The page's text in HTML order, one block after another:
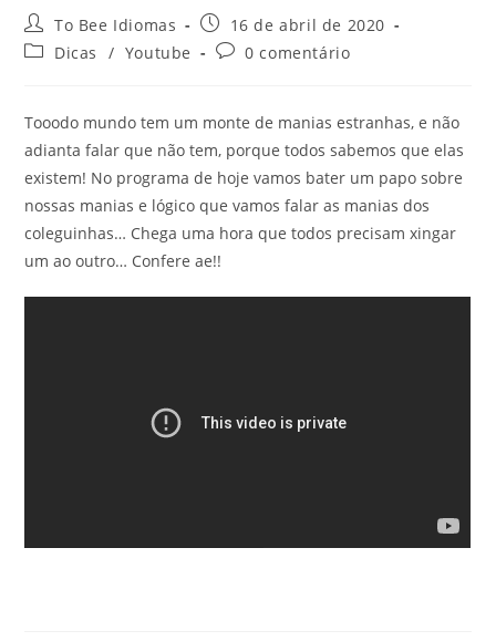
To Bee Idiomas
16 de abril de 2020
Dicas
/ Youtube 0 comentário
Tooodo mundo tem um monte de manias estranhas, e não
adianta falar que não tem, porque todos sabemos que elas
existem! No programa de hoje vamos bater um papo sobre
nossas manias e lógico que vamos falar as manias dos
coleguinhas… Chega uma hora que todos precisam xingar
um ao outro… Confere ae!!